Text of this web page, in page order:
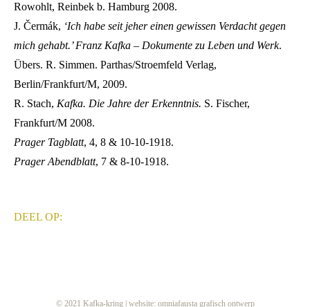
Rowohlt, Reinbek b. Hamburg 2008.
J. Čermák, ‘Ich habe seit jeher einen gewissen Verdacht gegen
mich gehabt.’ Franz Kafka – Dokumente zu Leben und Werk.
Übers. R. Simmen. Parthas/Stroemfeld Verlag,
Berlin/Frankfurt/M, 2009.
R. Stach, Kafka. Die Jahre der Erkenntnis. S. Fischer,
Frankfurt/M 2008.
Prager Tagblatt, 4, 8 & 10-10-1918.
Prager Abendblatt, 7 & 8-10-1918.
© 2021 Kafka-kring | website: omniafausta grafisch ontwerp